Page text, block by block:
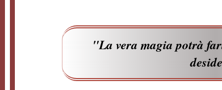
"La vera magia potrà